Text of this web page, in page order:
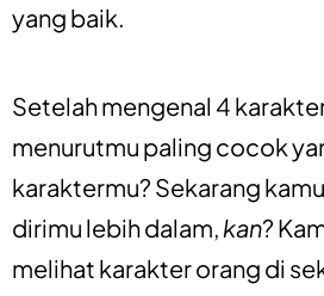
yang baik.
Setelah mengenal 4
menurutmu paling cocok
karaktermu? Sekarang
dirimu lebih dalam, kan?
melihat karakter orang di